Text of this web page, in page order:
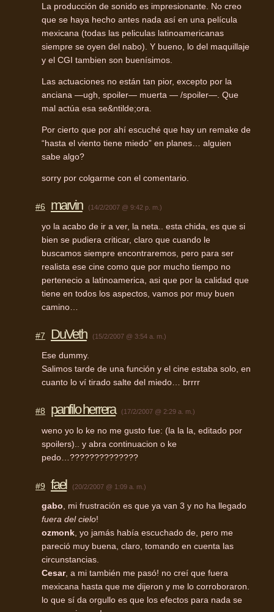
La producción de sonido es impresionante. No creo
que se haya hecho antes nada así en una película
mexicana (todas las peliculas latinoamericanas
siempre se oyen del nabo). Y bueno, lo del maquillaje
y el CGI tambien son buenísimos.
Las actuaciones no están tan pior, excepto por la
anciana —ugh, spoiler— muerta — /spoiler—. Que
mal actúa esa se&ntilde;ora.
Por cierto que por ahí escuché que hay un remake de
“hasta el viento tiene miedo” en planes… alguien
sabe algo?
sorry por colgarme con el comentario.
#6 marvin (14/2/2007 @ 9:42 p. m.)
yo la acabo de ir a ver, la neta.. esta chida, es que si
bien se pudiera criticar, claro que cuando le
buscamos siempre encontraremos, pero para ser
realista ese cine como que por mucho tiempo no
pertenecio a latinoamerica, asi que por la calidad que
tiene en todos los aspectos, vamos por muy buen
camino…
#7 DuVeth (15/2/2007 @ 3:54 a. m.)
Ese dummy.
Salimos tarde de una función y el cine estaba solo, en
cuanto lo ví tirado salte del miedo… brrrr
#8 panfilo herrera (17/2/2007 @ 2:29 a. m.)
weno yo lo ke no me gusto fue: (la la la, editado por
spoilers).. y abra continuacion o ke
pedo…??????????????
#9 fael (20/2/2007 @ 1:09 a. m.)
gabo , mi frustración es que ya van 3 y no ha llegado
fuera del cielo!
ozmonk , yo jamás había escuchado de, pero me
pareció muy buena, claro, tomando en cuenta las
circunstancias.
Cesar, a mi también me pasó! no creí que fuera
mexicana hasta que me dijeron y me lo corroboraron.
lo que sí da orgullo es que los efectos para nada se